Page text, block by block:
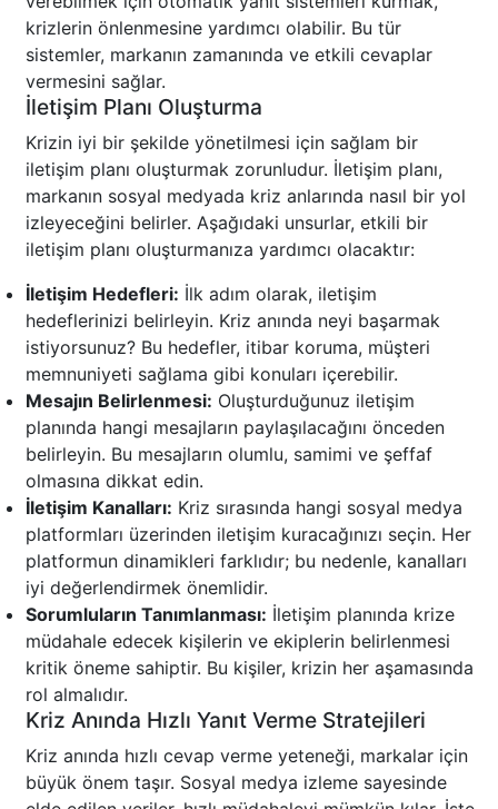
krizlerin önlenmesine yardımcı olabilir. Bu tür
sistemler, markanın zamanında ve etkili cevaplar
vermesini sağlar.
İletişim Planı Oluşturma
Krizin iyi bir şekilde yönetilmesi için sağlam bir
iletişim planı oluşturmak zorunludur. İletişim planı,
markanın sosyal medyada kriz anlarında nasıl bir yol
izleyeceğini belirler. Aşağıdaki unsurlar, etkili bir
iletişim planı oluşturmanıza yardımcı olacaktır:
İletişim Hedefleri: İlk adım olarak, iletişim
hedeflerinizi belirleyin. Kriz anında neyi başarmak
istiyorsunuz? Bu hedefler, itibar koruma, müşteri
memnuniyeti sağlama gibi konuları içerebilir.
Mesajın Belirlenmesi: Oluşturduğunuz iletişim
planında hangi mesajların paylaşılacağını önceden
belirleyin. Bu mesajların olumlu, samimi ve şeffaf
olmasına dikkat edin.
İletişim Kanalları: Kriz sırasında hangi sosyal medya
platformları üzerinden iletişim kuracağınızı seçin. Her
platformun dinamikleri farklıdır; bu nedenle, kanalları
iyi değerlendirmek önemlidir.
Sorumluların Tanımlanması: İletişim planında krize
müdahale edecek kişilerin ve ekiplerin belirlenmesi
kritik öneme sahiptir. Bu kişiler, krizin her aşamasında
rol almalıdır.
Kriz Anında Hızlı Yanıt Verme Stratejileri
Kriz anında hızlı cevap verme yeteneği, markalar için
büyük önem taşır. Sosyal medya izleme sayesinde